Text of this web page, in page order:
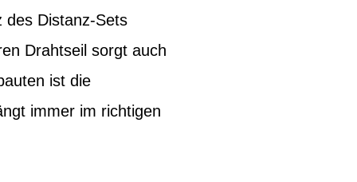
des Distanz-Sets
Drahtseil sorgt auch
ist die
immer im richtigen